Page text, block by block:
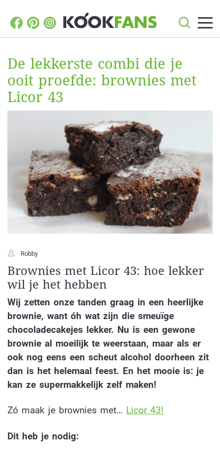
De lekkerste combi die je
ooit proefde: brownies met
Licor 43
Robby
Brownies met Licor 43: hoe lekker
wil je het hebben
Wij zetten onze tanden graag in een heerlijke
brownie, want óh wat zijn die smeuïge
chocoladecakejes lekker. Nu is een gewone
brownie al moeilijk te weerstaan, maar als er
ook nog eens een scheut alcohol doorheen zit
dan is het helemaal feest. En het mooie is: je
kan ze supermakkelijk zelf maken!
Zó maak je brownies met… Licor 43!
Dit heb je nodig: